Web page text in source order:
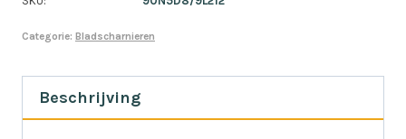
Categorie: Bladscharnieren
Beschrijving